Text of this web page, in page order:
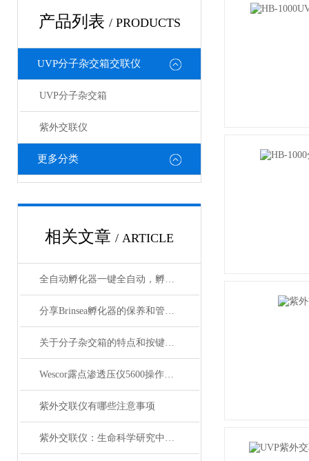
产品列表 / PRODUCTS
UVP分子杂交箱交联仪
UVP分子杂交箱
紫外交联仪
更多分类
相关文章 / ARTICLE
全自动孵化器一键全自动，孵化更省心、出苗率更高
分享Brinsea孵化器的保养和管理方法
关于分子杂交箱的特点和按键说明
Wescor露点渗透压仪5600操作手册
紫外交联仪有哪些注意事项
紫外交联仪：生命科学研究中的多面手